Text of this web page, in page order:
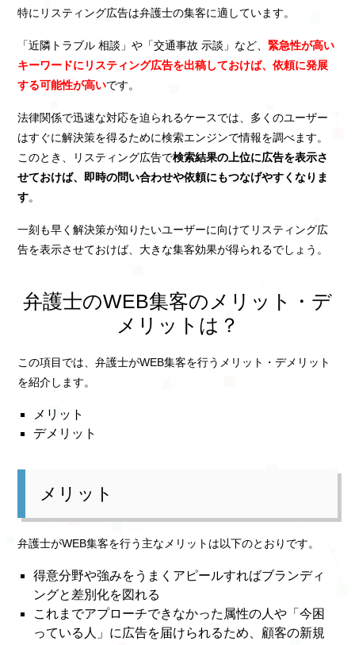
特にリスティング広告は弁護士の集客に適しています。
「近隣トラブル 相談」や「交通事故 示談」など、緊急性が高い
キーワードにリスティング広告を出稿しておけば、依頼に発展
する可能性が高いです。
法律関係で迅速な対応を迫られるケースでは、多くのユーザー
はすぐに解決策を得るために検索エンジンで情報を調べます。
このとき、リスティング広告で検索結果の上位に広告を表示さ
せておけば、即時の問い合わせや依頼にもつなげやすくなりま
す。
一刻も早く解決策が知りたいユーザーに向けてリスティング広
告を表示させておけば、大きな集客効果が得られるでしょう。
弁護士のWEB集客のメリット・デ
メリットは？
この項目では、弁護士がWEB集客を行うメリット・デメリット
を紹介します。
メリット
デメリット
メリット
弁護士がWEB集客を行う主なメリットは以下のとおりです。
得意分野や強みをうまくアピールすればブランディ
ングと差別化を図れる
これまでアプローチできなかった属性の人や「今困
っている人」に広告を届けられるため、顧客の新規